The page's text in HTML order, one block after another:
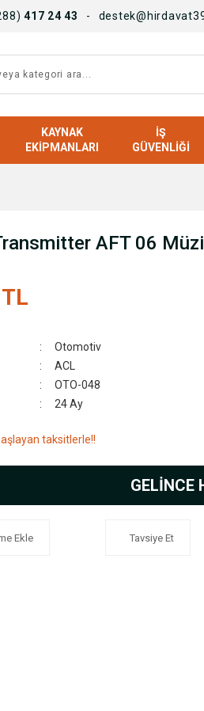
417 24 43
KAYNAK
EKIPMANLARI
İŞ
GÜVENLIĞI
AFT 06
Otomotiv
ACL
OTO-048
24 Ay
taksitlerle!!
GELİNCE
Tavsiye Et